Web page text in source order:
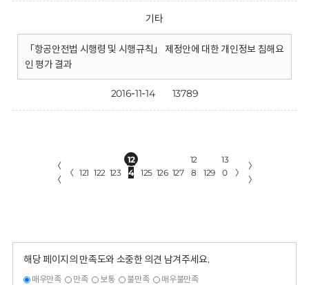
기타
「항공안전법 시행령 및 시행규칙」 제정안에 대한 개인정보 침해요
인 평가 결과
2016-11-14 13789
〈
〈
〈 121 122 123
12
4
125 126 127
12
8
129
13
0
〉
〉
〉
해당 페이지의 만족도와 소중한 의견 남겨주세요.
매우만족 만족 보통 불만족 매우불만족